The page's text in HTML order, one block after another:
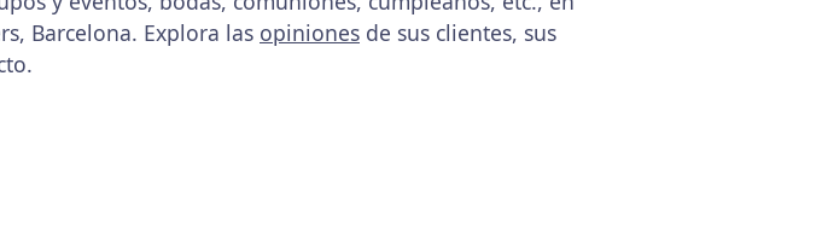
Barcelona. Explora las opiniones de sus clientes, sus